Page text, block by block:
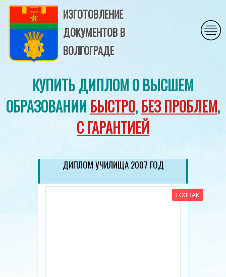
ИЗГОТОВЛЕНИЕ
ДОКУМЕНТОВ В
ВОЛГОГРАДЕ
КУПИТЬ ДИПЛОМ О ВЫСШЕМ
ОБРАЗОВАНИИБЫСТРО,БЕЗ ПРОБЛЕМ,
С ГАРАНТИЕЙ
ДИПЛОМ УЧИЛИЩА 2007 ГОД
ГОЗНАК